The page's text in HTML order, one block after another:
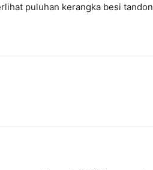
puluhan kerangka besi